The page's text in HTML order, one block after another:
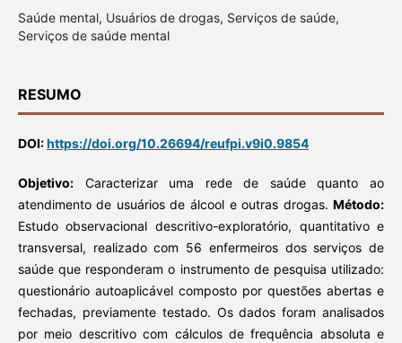
Saúde mental, Usuários de drogas, Serviços de saúde,
Serviços de saúde mental
RESUMO
DOI:https://doi.org/10.26694/reufpi.v9i0.9854
Objetivo:Caracterizar uma rede de saúde quanto ao
atendimento de usuários de álcool e outras drogas.Método:
Estudo observacional descritivo-exploratório, quantitativo e
transversal, realizado com 56 enfermeiros dos serviços de
saúde que responderam o instrumento de pesquisa utilizado:
questionário autoaplicável composto por questões abertas e
fechadas, previamente testado. Os dados foram analisados
por meio descritivo com cálculos de frequência absoluta e